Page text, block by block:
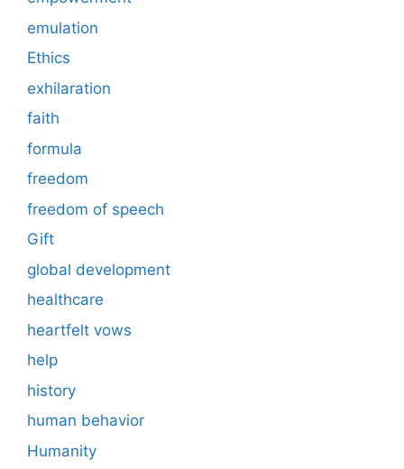
emulation
Ethics
exhilaration
faith
formula
freedom
freedom of speech
Gift
global development
healthcare
heartfelt vows
help
history
human behavior
Humanity